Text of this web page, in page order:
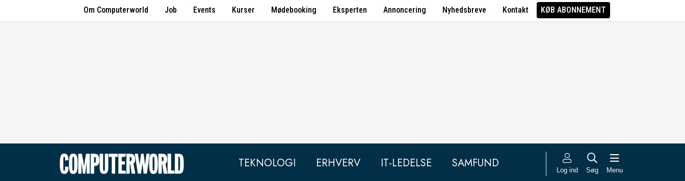
Om Computerworld Job Events Kurser Mødebooking Eksperten Annoncering Nyhedsbreve Kontakt KØB ABONNEMENT
TEKNOLOGI ERHVERV IT-LEDELSE SAMFUND Log ind Søg Menu